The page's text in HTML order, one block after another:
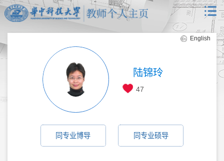
English
陆锦玲
47
同专业博导 同专业硕导